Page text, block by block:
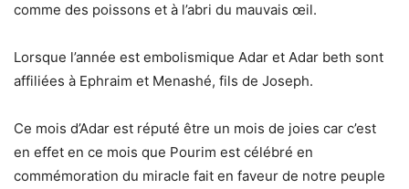
comme des poissons et à l’abri du mauvais œil.
Lorsque l’année est embolismique Adar et Adar beth sont
affiliées à Ephraim et Menashé, fils de Joseph.
Ce mois d’Adar est réputé être un mois de joies car c’est
en effet en ce mois que Pourim est célébré en
commémoration du miracle fait en faveur de notre peuple